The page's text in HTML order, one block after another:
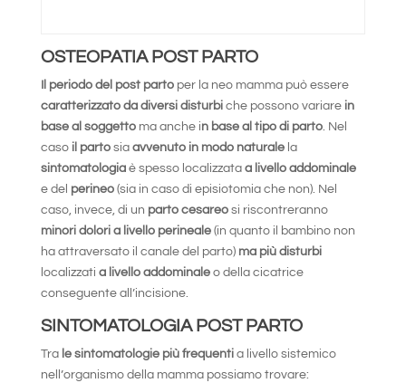
OSTEOPATIA POST PARTO
Il periodo del post partoper la neo mamma può essere
caratterizzato da diversi disturbiche possono variare in
base al soggettoma anche in base al tipo di parto. Nel
caso il partosia avvenuto in modo naturalela
sintomatologia è spesso localizzata a livello addominale
e del perineo (sia in caso di episiotomia che non). Nel
caso, invece, di un parto cesareosi riscontreranno
minori dolori a livello perineale(in quanto il bambino non
ha attraversato il canale del parto) ma più disturbi
localizzati a livello addominaleo della cicatrice
conseguente all’incisione.
SINTOMATOLOGIA POST PARTO
Tra le sintomatologie più frequenti a livello sistemico
nell’organismo della mamma possiamo trovare: